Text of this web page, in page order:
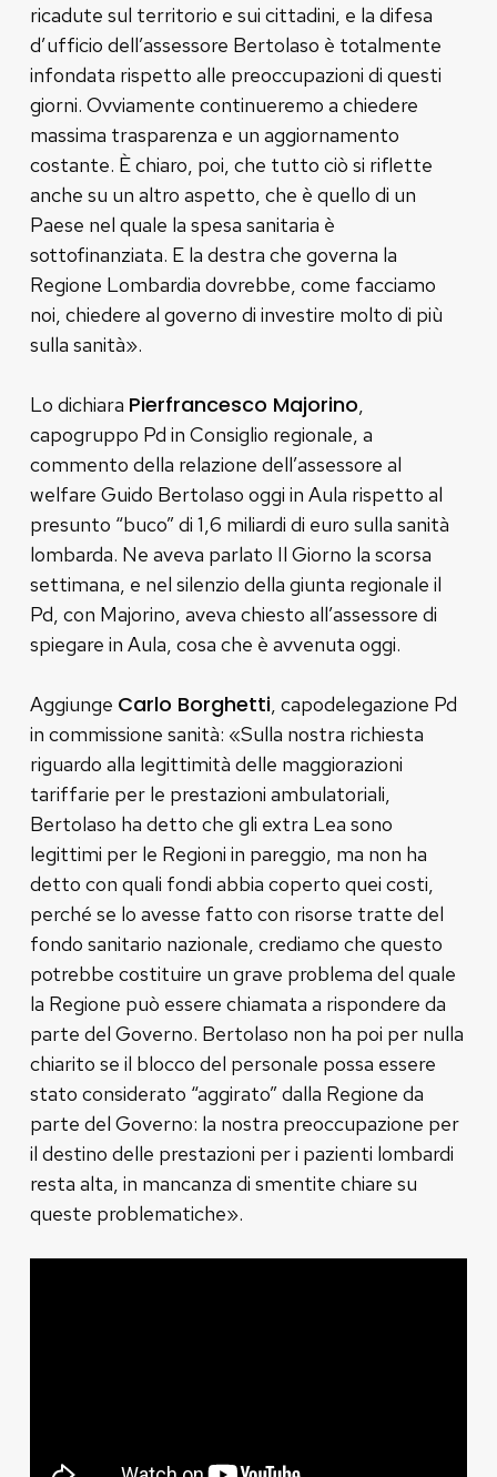
ricadute sul territorio e sui cittadini, e la difesa
d’ufficio dell’assessore Bertolaso è totalmente
infondata rispetto alle preoccupazioni di questi
giorni. Ovviamente continueremo a chiedere
massima trasparenza e un aggiornamento
costante. È chiaro, poi, che tutto ciò si riflette
anche su un altro aspetto, che è quello di un
Paese nel quale la spesa sanitaria è
sottofinanziata. E la destra che governa la
Regione Lombardia dovrebbe, come facciamo
noi, chiedere al governo di investire molto di più
sulla sanità».
Lo dichiara Pierfrancesco Majorino,
capogruppo Pd in Consiglio regionale, a
commento della relazione dell’assessore al
welfare Guido Bertolaso oggi in Aula rispetto al
presunto “buco” di 1,6 miliardi di euro sulla sanità
lombarda. Ne aveva parlato Il Giorno la scorsa
settimana, e nel silenzio della giunta regionale il
Pd, con Majorino, aveva chiesto all’assessore di
spiegare in Aula, cosa che è avvenuta oggi.
Aggiunge Carlo Borghetti, capodelegazione Pd
in commissione sanità: «Sulla nostra richiesta
riguardo alla legittimità delle maggiorazioni
tariffarie per le prestazioni ambulatoriali,
Bertolaso ha detto che gli extra Lea sono
legittimi per le Regioni in pareggio, ma non ha
detto con quali fondi abbia coperto quei costi,
perché se lo avesse fatto con risorse tratte del
fondo sanitario nazionale, crediamo che questo
potrebbe costituire un grave problema del quale
la Regione può essere chiamata a rispondere da
parte del Governo. Bertolaso non ha poi per nulla
chiarito se il blocco del personale possa essere
stato considerato “aggirato” dalla Regione da
parte del Governo: la nostra preoccupazione per
il destino delle prestazioni per i pazienti lombardi
resta alta, in mancanza di smentite chiare su
queste problematiche».